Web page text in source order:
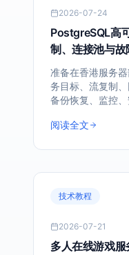
2026-07-24
PostgreSQL高
制、连接池与
准备在香港服务
务目标、流复制
备份恢复、监控
阅读全文
技术教程
2026-07-21
多人在线游戏